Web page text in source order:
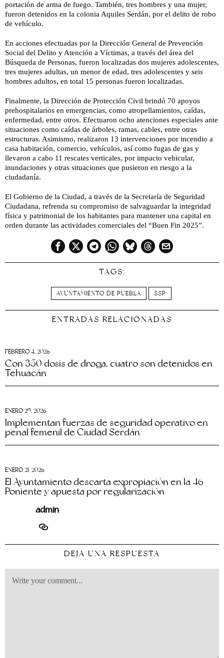
portación de arma de fuego. También, tres hombres y una mujer,
fueron detenidos en la colonia Aquiles Serdán, por el delito de robo
de vehículo.
En acciones efectuadas por la Dirección General de Prevención
Social del Delito y Atención a Víctimas, a través del área del
Búsqueda de Personas, fueron localizadas dos mujeres adolescentes,
tres mujeres adultas, un menor de edad, tres adolescentes y seis
hombres adultos, en total 15 personas fueron localizadas.
Finalmente, la Dirección de Protección Civil brindó 70 apoyos
prehospitalarios en emergencias, como atropellamientos, caídas,
enfermedad, entre otros. Efectuaron ocho atenciones especiales ante
situaciones como caídas de árboles, ramas, cables, entre otras
estructuras. Asimismo, realizaron 13 intervenciones por incendio a
casa habitación, comercio, vehículos, así como fugas de gas y
llevaron a cabo 11 rescates verticales, por impacto vehicular,
inundaciones y otras situaciones que pusieron en riesgo a la
ciudadanía.
El Gobierno de la Ciudad, a través de la Secretaría de Seguridad
Ciudadana, refrenda su compromiso de salvaguardar la integridad
física y patrimonial de los habitantes para mantener una capital en
orden durante las actividades comerciales del “Buen Fin 2025”.
TAGS:
AYUNTAMIENTO DE PUEBLA SSP
ENTRADAS RELACIONADAS
FEBRERO 4, 2026
Con 350 dosis de droga, cuatro son detenidos en
Tehuacán
ENERO 29, 2026
Implementan fuerzas de seguridad operativo en
penal femenil de Ciudad Serdán
ENERO 21, 2026
El Ayuntamiento descarta expropiación en la 46
Poniente y apuesta por regularización
admin
DEJA UNA RESPUESTA